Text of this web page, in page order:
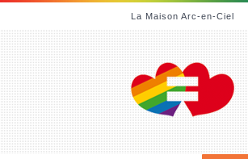
La Maison Arc-en-Ciel